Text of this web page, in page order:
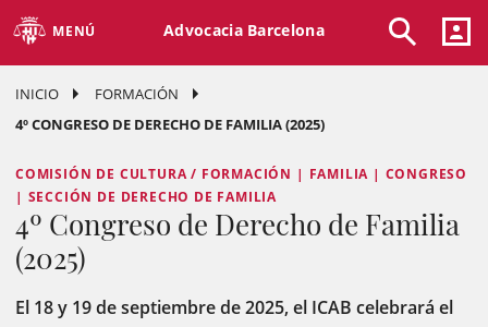
MENÚ Advocacia Barcelona
INICIO
FORMACIÓN
4º CONGRESO DE DERECHO DE FAMILIA (2025)
COMISIÓN DE CULTURA / FORMACIÓN | FAMILIA | CONGRESO
| SECCIÓN DE DERECHO DE FAMILIA
4º Congreso de Derecho de Familia
(2025)
El 18 y 19 de septiembre de 2025, el ICAB celebrará el